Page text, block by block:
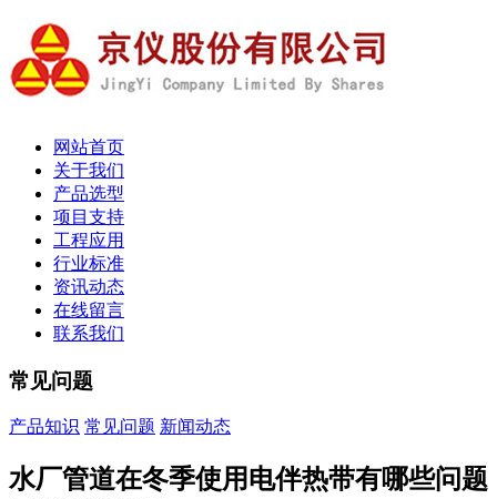
网站首页
关于我们
产品选型
项目支持
工程应用
行业标准
资讯动态
在线留言
联系我们
常见问题
产品知识 常见问题 新闻动态
水厂管道在冬季使用电伴热带有哪些问题